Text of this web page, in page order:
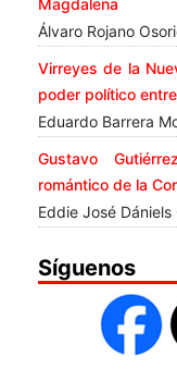
Magdalena
Álvaro Rojano
Virreyes de la
poder político
Eduardo Barrera
Gustavo
romántico de la
Eddie José
Síguenos